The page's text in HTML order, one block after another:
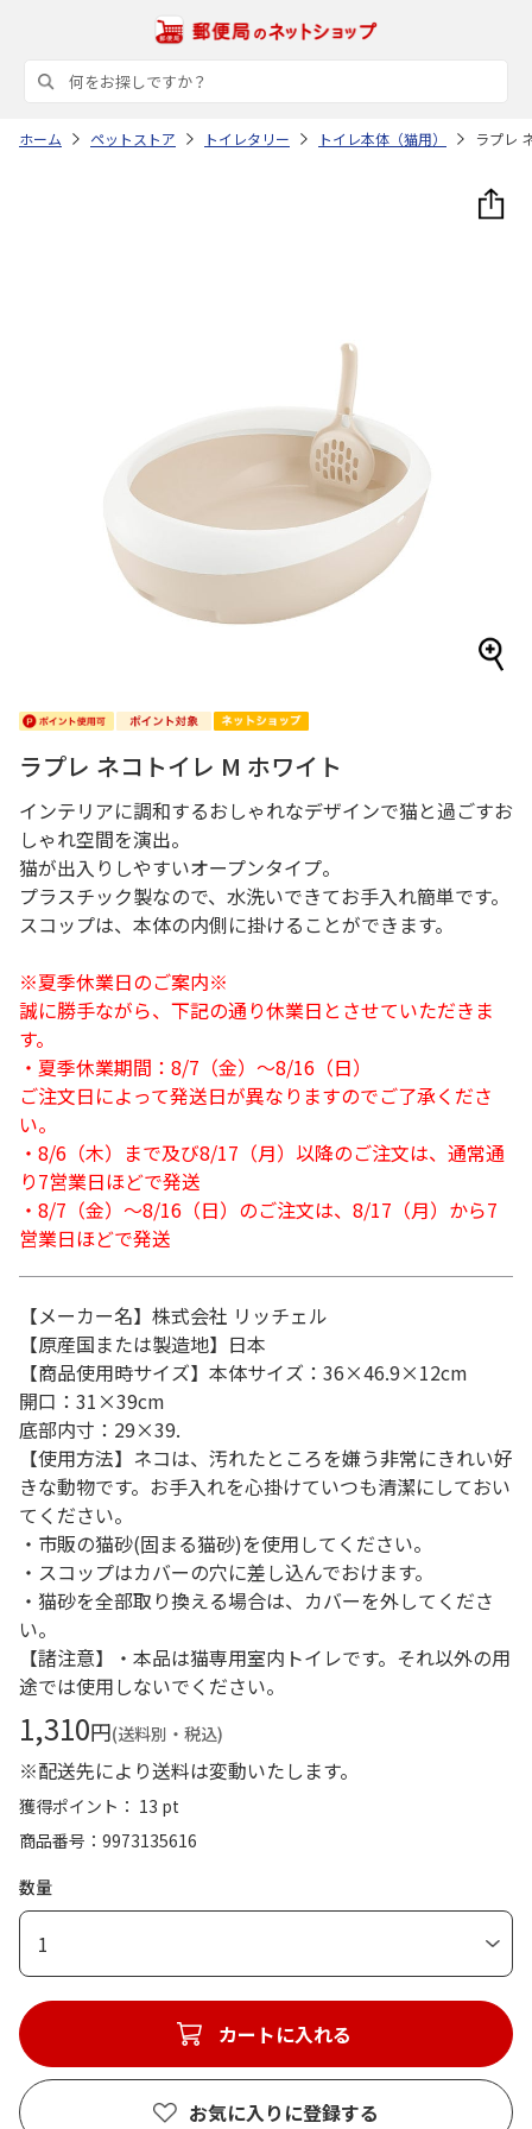
ホーム ペットストア トイレタリー トイレ本体（猫用） ラプレ
ラプレ ネコトイレ M ホワイト
インテリアに調和するおしゃれなデザインで猫と過ごすお
しゃれ空間を演出。
猫が出入りしやすいオープンタイプ。
プラスチック製なので、水洗いできてお手入れ簡単です。
スコップは、本体の内側に掛けることができます。
※夏季休業日のご案内※
誠に勝手ながら、下記の通り休業日とさせていただきま
す。
・夏季休業期間：8/7（金）～8/16（日）
ご注文日によって発送日が異なりますのでご了承くださ
い。
・8/6（木）まで及び8/17（月）以降のご注文は、通常通
り7営業日ほどで発送
・8/7（金）～8/16（日）のご注文は、8/17（月）から7
営業日ほどで発送
【メーカー名】株式会社 リッチェル
【原産国または製造地】日本
【商品使用時サイズ】本体サイズ：36×46.9×12cm
開口：31×39cm
底部内寸：29×39.
【使用方法】ネコは、汚れたところを嫌う非常にきれい好
きな動物です。お手入れを心掛けていつも清潔にしておい
てください。
・市販の猫砂(固まる猫砂)を使用してください。
・スコップはカバーの穴に差し込んでおけます。
・猫砂を全部取り換える場合は、カバーを外してくださ
い。
【諸注意】・本品は猫専用室内トイレです。それ以外の用
途では使用しないでください。
1,310円(送料別・税込)
※配送先により送料は変動いたします。
獲得ポイント： 13 pt
商品番号
9973135616
数量
1
カートに入れる
お気に入りに登録する